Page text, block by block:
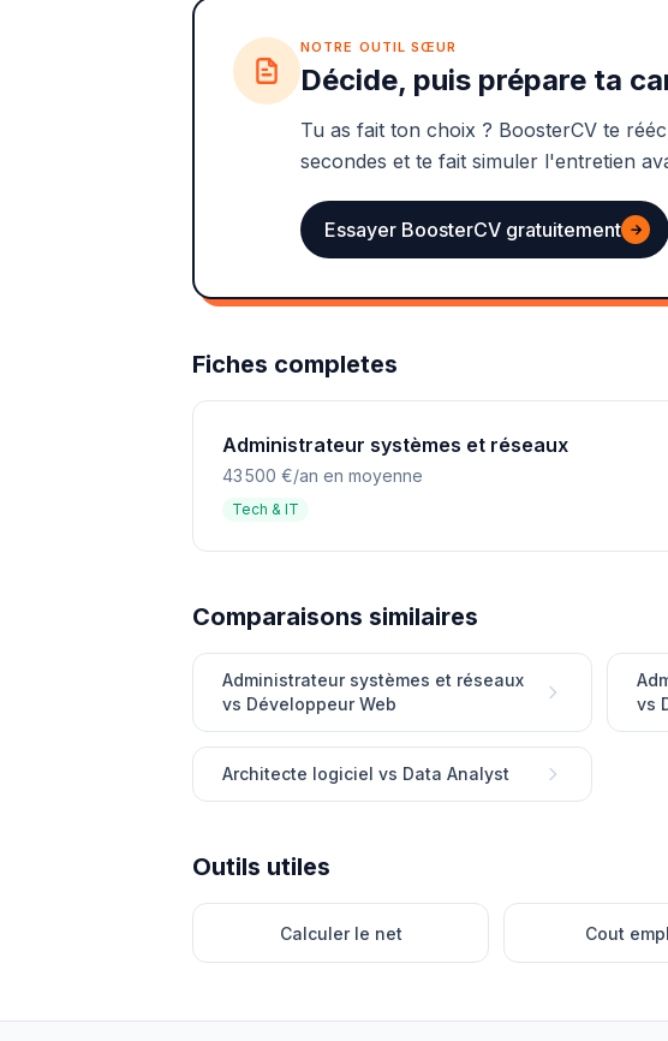
NOTRE OUTIL SŒUR
Décide, puis prépare ta
Tu as fait ton choix ? BoosterCV te
secondes et te fait simuler l'entretien
Essayer BoosterCV gratuitement →
Fiches completes
Administrateur systèmes et réseaux
43 500 €/an en moyenne
Tech & IT
Comparaisons similaires
Administrateur systèmes et réseaux
vs Développeur Web
vs
Architecte logiciel vs Data Analyst
Outils utiles
Calculer le net Cout